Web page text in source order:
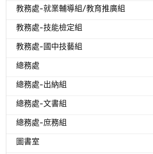
教務處-就業輔導組/教育推廣組
教務處-技能檢定組
教務處-國中技藝組
總務處
總務處-出納組
總務處-文書組
總務處-庶務組
圖書室